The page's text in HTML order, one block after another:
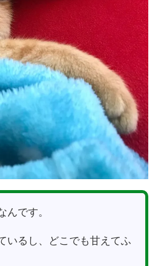
んです。
いるし、どこでも甘えてふ